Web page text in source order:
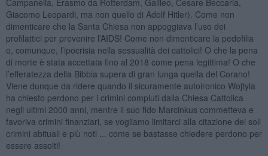
Giacomo Leopardi, ma non quello di Adolf Hitler). Come non
dimenticare che la Santa Chiesa non appoggiava l’uso dei
profilattici per prevenire l’AIDS! Come non dimenticare la pedofilia
o, comunque, l’ipocrisia nella sessualità dei cattolici! O che la pena
di morte è stata accettata fino al 2018 come pena legittima! O che
l’efferatezza della Bibbia supera di gran lunga quella del Corano!
Viene dunque da ridere quando il sicuramente autoironico Wojtyla
ha chiesto perdono per i crimini compiuti dalla Chiesa Cattolica
negli ultimi 2000 anni, mentre il suo fido Marcinkus commetteva e
favoriva crimini finanziari, se vogliamo limitarci alla citazione dei soli
crimini abituali e più noti ... come se bastasse chiedere perdono per
essere assolti!